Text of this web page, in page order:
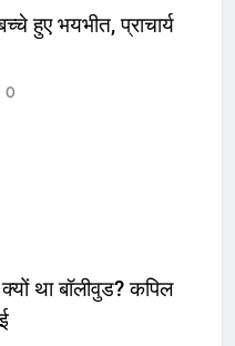
हुए भयभीत, प्राचार्य
0
था बॉलीवुड? कपिल